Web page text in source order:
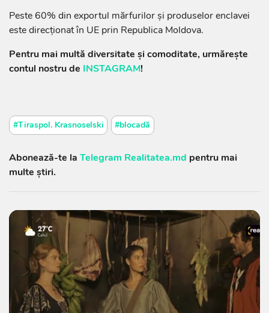
Peste 60% din exportul mărfurilor și produselor enclavei
este direcționat în UE prin Republica Moldova.
Pentru mai multă diversitate și comoditate, urmărește
contul nostru de INSTAGRAM!
#Tiraspol. Krasnoselski #blocadă
Abonează-te la Telegram Realitatea.md pentru mai
multe știri.